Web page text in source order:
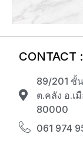
CONTACT :
89/201 ชั้
ต.คลัง อ.เ
80000
061 974